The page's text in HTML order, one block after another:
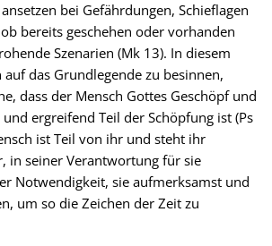
bei Gefährdungen, Schieflagen
bereits geschehen oder vorhanden
Szenarien (Mk 13). In diesem
auf das Grundlegende zu besinnen,
dass der Mensch Gottes Geschöpf und
ergreifend Teil der Schöpfung ist (Ps
ist Teil von ihr und steht ihr
in seiner Verantwortung für sie
Notwendigkeit, sie aufmerksamst und
um so die Zeichen der Zeit zu